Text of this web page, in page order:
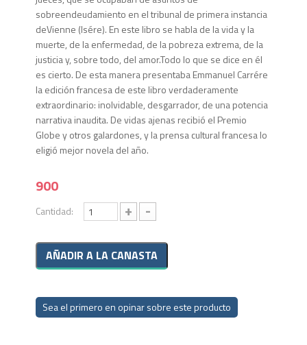
sobreendeudamiento en el tribunal de primera instancia
deVienne (Isére). En este libro se habla de la vida y la
muerte, de la enfermedad, de la po­breza extrema, de la
justicia y, sobre todo, del amor.Todo lo que se dice en él
es cierto. De esta manera presentaba Emmanuel Carrére
la edición francesa de este libro verdaderamente
extraordinario: inolvidable, desgarrador, de una po­tencia
narrativa inaudita. De vidas ajenas recibió el Premio
Globe y otros galardones, y la prensa cultural francesa lo
eligió mejor novela del año.
900
Cantidad: + -
Sea el primero en opinar sobre este producto